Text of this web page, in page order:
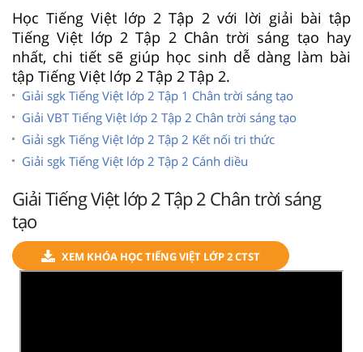
Học Tiếng Việt lớp 2 Tập 2 với lời giải bài tập
Tiếng Việt lớp 2 Tập 2 Chân trời sáng tạo hay
nhất, chi tiết sẽ giúp học sinh dễ dàng làm bài
tập Tiếng Việt lớp 2 Tập 2 Tập 2.
Giải sgk Tiếng Việt lớp 2 Tập 1 Chân trời sáng tạo
Giải VBT Tiếng Việt lớp 2 Tập 2 Chân trời sáng tạo
Giải sgk Tiếng Việt lớp 2 Tập 2 Kết nối tri thức
Giải sgk Tiếng Việt lớp 2 Tập 2 Cánh diều
Giải Tiếng Việt lớp 2 Tập 2 Chân trời sáng
tạo
XEM KHÓA HỌC TIẾNG VIỆT LỚP 2 CTST